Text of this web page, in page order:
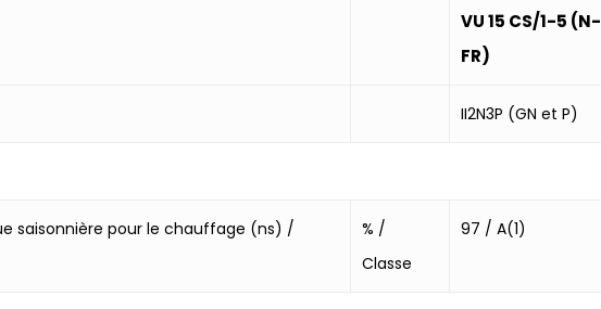
VU 15 CS/1-5 (N-
FR)
II2N3P (GN et P)
saisonnière pour le chauffage (ns) /
% /
Classe
97 / A(1)